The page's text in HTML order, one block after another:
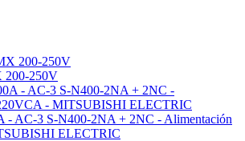
200-250V
- AC-3 S-N400-2NA + 2NC - Alimentación
ELECTRIC